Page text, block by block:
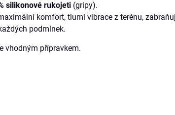
silikonové rukojeti (gripy).
komfort, tlumí vibrace z terénu,
podmínek.
vhodným přípravkem.